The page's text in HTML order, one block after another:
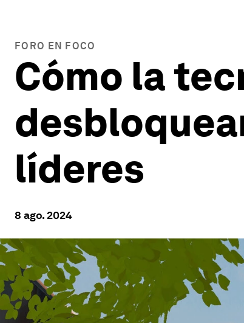
FORO EN FOCO
Cómo la
líderes
8 ago. 2024